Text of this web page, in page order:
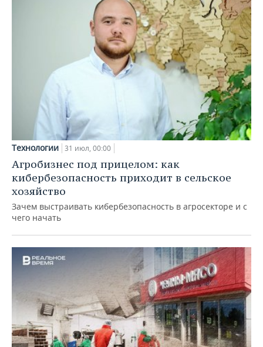
Технологии 31 июл, 00:00
Агробизнес под прицелом: как
кибербезопасность приходит в сельское
хозяйство
Зачем выстраивать кибербезопасность в агросекторе и с
чего начать